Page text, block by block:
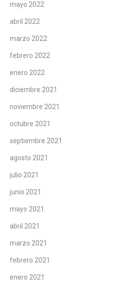
mayo 2022
abril 2022
marzo 2022
febrero 2022
enero 2022
diciembre 2021
noviembre 2021
octubre 2021
septiembre 2021
agosto 2021
julio 2021
junio 2021
mayo 2021
abril 2021
marzo 2021
febrero 2021
enero 2021